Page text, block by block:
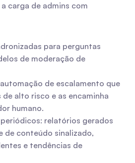
carga de admins com
para perguntas
de moderação de
de escalamento que
alto risco e as encaminha
humano.
relatórios gerados
de conteúdo sinalizado,
e tendências de